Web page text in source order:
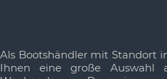
Als Bootshändler mit Standort
Ihnen eine große Auswahl